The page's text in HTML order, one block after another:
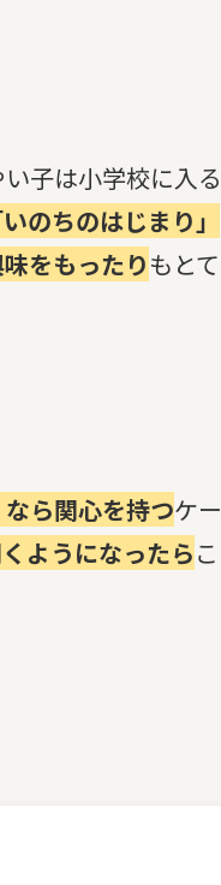
子は小学校に入る
のちのはじまり」
をもったりもとて
ら関心を持つケー
ようになったらこ